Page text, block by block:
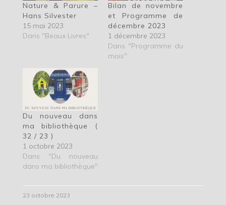
Nature & Parure –
Hans Silvester
15 mai 2023
Dans "Beaux Livres"
Bilan de novembre
et Programme de
décembre 2023
1 décembre 2023
Dans "Programme du
mois"
Du nouveau dans
ma bibliothèque (
32 / 23 )
1 octobre 2023
Dans "Du nouveau
dans ma bibliothèque"
23 octobre 2023